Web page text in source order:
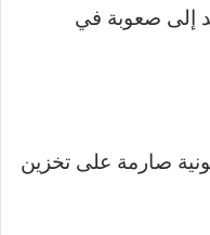
إلى صعوبة في
صارمة على تخزين